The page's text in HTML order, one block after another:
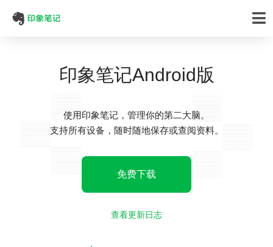
印象笔记Android版
使用印象笔记，管理你的第二大脑。
支持所有设备，随时随地保存或查阅资料。
免费下载
查看更新日志